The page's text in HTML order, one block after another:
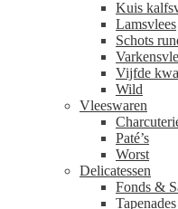
Kuis
Lamsvlees
Schots
Vijfde
Wild
Vleeswaren
Paté’s
Worst
Delicatessen
Fonds &
Tapenades